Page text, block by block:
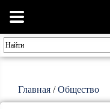
Главная /Общество